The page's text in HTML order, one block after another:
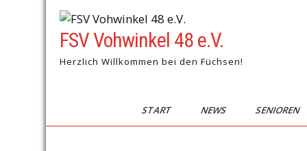
FSV Vohwinkel 48 e.V.
Herzlich Willkommen bei den Füchsen!
START NEWS SENIOREN